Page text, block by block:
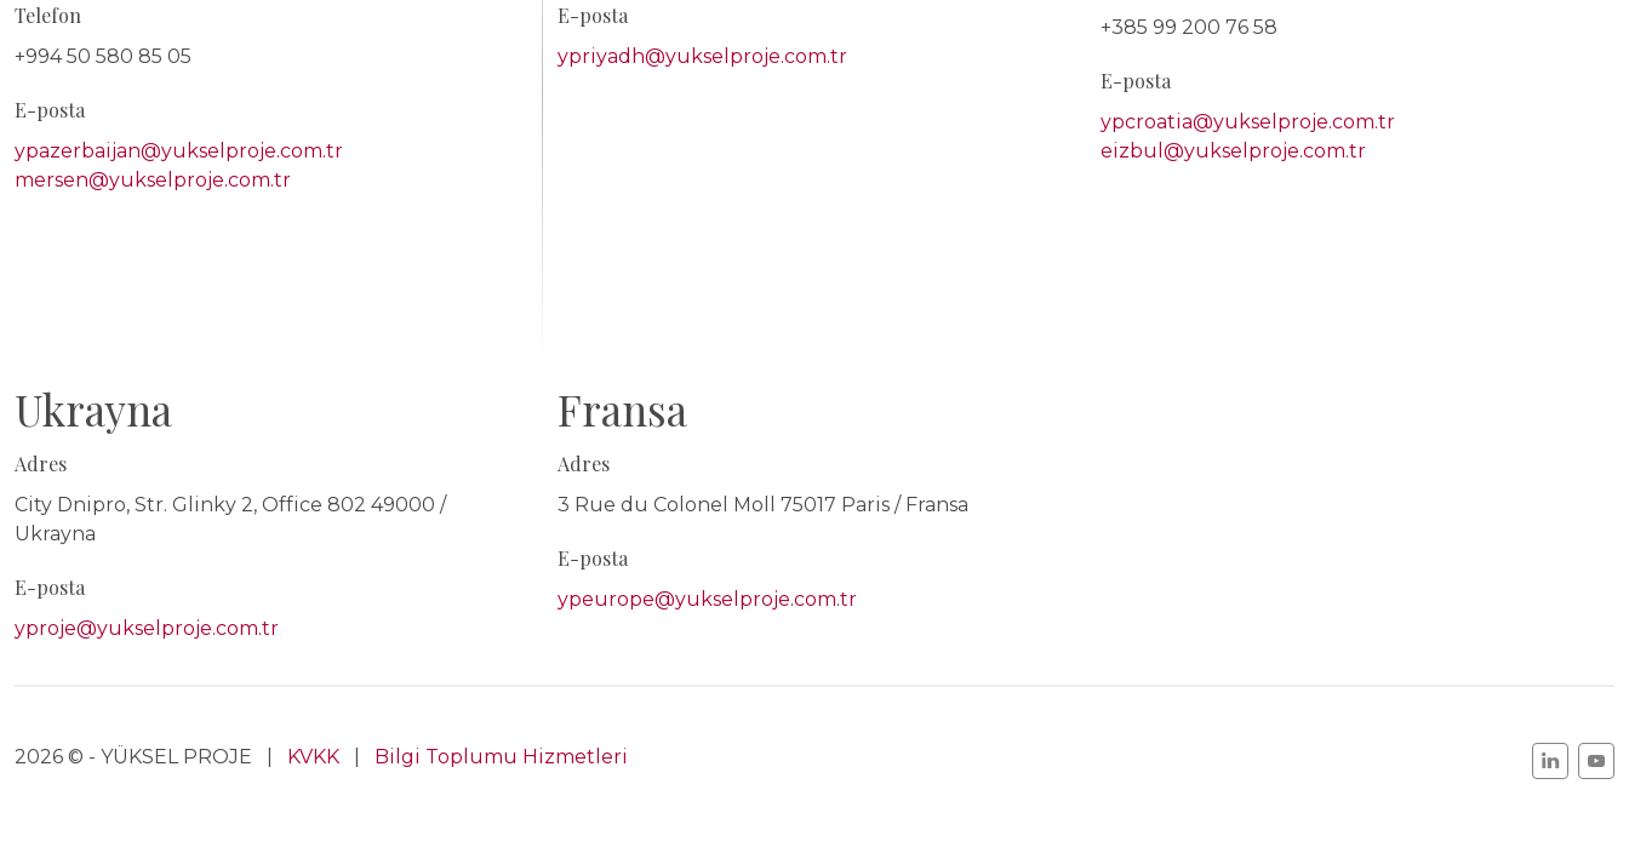
Telefon
+994 50 580 85 05
E-posta
ypazerbaijan@yukselproje.com.tr
mersen@yukselproje.com.tr
E-posta
ypriyadh@yukselproje.com.tr
+385 99 200 76 58
E-posta
ypcroatia@yukselproje.com.tr
eizbul@yukselproje.com.tr
Ukrayna
Adres
City Dnipro, Str. Glinky 2, Office 802 49000 /
Ukrayna
E-posta
yproje@yukselproje.com.tr
Fransa
Adres
3 Rue du Colonel Moll 75017 Paris / Fransa
E-posta
ypeurope@yukselproje.com.tr
2026 © - YÜKSEL PROJE | KVKK Bilgi Toplumu Hizmetleri